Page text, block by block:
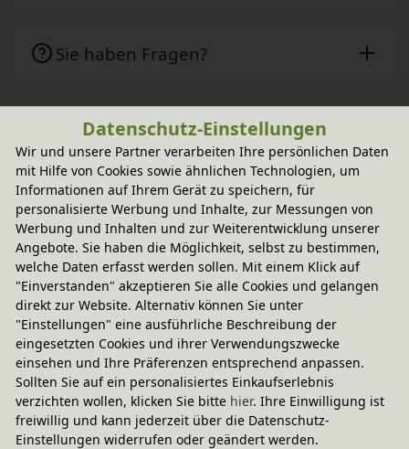
Sie haben Fragen?
Wird oft zusammen gekauft
-20% Code
Lara Ordnungskiste
In verschiedenen Varianten
aus Bio-Massivholz
114,95 €
Datenschutz-Einstellungen
Wir und unsere Partner verarbeiten Ihre persönlichen Daten
mit Hilfe von Cookies sowie ähnlichen Technologien, um
Informationen auf Ihrem Gerät zu speichern, für
personalisierte Werbung und Inhalte, zur Messungen von
Werbung und Inhalten und zur Weiterentwicklung unserer
Angebote. Sie haben die Möglichkeit, selbst zu bestimmen,
welche Daten erfasst werden sollen. Mit einem Klick auf
"Einverstanden" akzeptieren Sie alle Cookies und gelangen
direkt zur Website. Alternativ können Sie unter
"Einstellungen" eine ausführliche Beschreibung der
eingesetzten Cookies und ihrer Verwendungszwecke
einsehen und Ihre Präferenzen entsprechend anpassen.
Sollten Sie auf ein personalisiertes Einkaufserlebnis
verzichten wollen, klicken Sie bitte hier. Ihre Einwilligung ist
freiwillig und kann jederzeit über die Datenschutz-
Einstellungen widerrufen oder geändert werden.